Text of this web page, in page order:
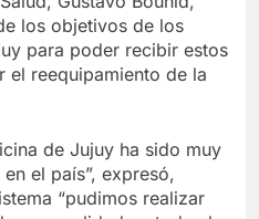
los objetivos de los
para poder recibir estos
el reequipamiento de la
de Jujuy ha sido muy
el país”, expresó,
“pudimos realizar